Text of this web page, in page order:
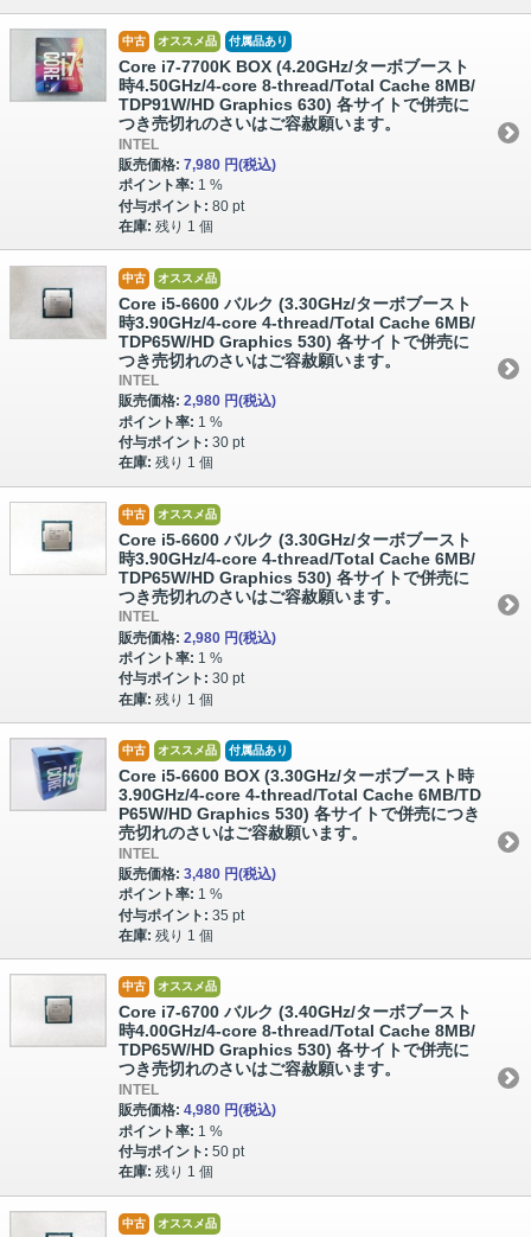
中古 オススメ品 付属品あり
Core i7-7700K BOX (4.20GHz/ターボブースト
時4.50GHz/4-core 8-thread/Total Cache 8MB/
TDP91W/HD Graphics 630) 各サイトで併売に
つき売切れのさいはご容赦願います。
INTEL
販売価格: 7,980 円(税込)
ポイント率: 1 %
付与ポイント: 80 pt
在庫: 残り 1 個
中古 オススメ品
Core i5-6600 バルク (3.30GHz/ターボブースト
時3.90GHz/4-core 4-thread/Total Cache 6MB/
TDP65W/HD Graphics 530) 各サイトで併売に
つき売切れのさいはご容赦願います。
INTEL
販売価格: 2,980 円(税込)
ポイント率: 1 %
付与ポイント: 30 pt
在庫: 残り 1 個
中古 オススメ品
Core i5-6600 バルク (3.30GHz/ターボブースト
時3.90GHz/4-core 4-thread/Total Cache 6MB/
TDP65W/HD Graphics 530) 各サイトで併売に
つき売切れのさいはご容赦願います。
INTEL
販売価格: 2,980 円(税込)
ポイント率: 1 %
付与ポイント: 30 pt
在庫: 残り 1 個
中古 オススメ品 付属品あり
Core i5-6600 BOX (3.30GHz/ターボブースト時
3.90GHz/4-core 4-thread/Total Cache 6MB/TD
P65W/HD Graphics 530) 各サイトで併売につき
売切れのさいはご容赦願います。
INTEL
販売価格: 3,480 円(税込)
ポイント率: 1 %
付与ポイント: 35 pt
在庫: 残り 1 個
中古 オススメ品
Core i7-6700 バルク (3.40GHz/ターボブースト
時4.00GHz/4-core 8-thread/Total Cache 8MB/
TDP65W/HD Graphics 530) 各サイトで併売に
つき売切れのさいはご容赦願います。
INTEL
販売価格: 4,980 円(税込)
ポイント率: 1 %
付与ポイント: 50 pt
在庫: 残り 1 個
中古 オススメ品